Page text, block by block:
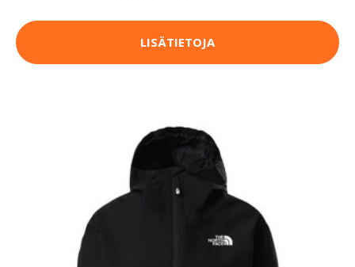
LISÄTIETOJA